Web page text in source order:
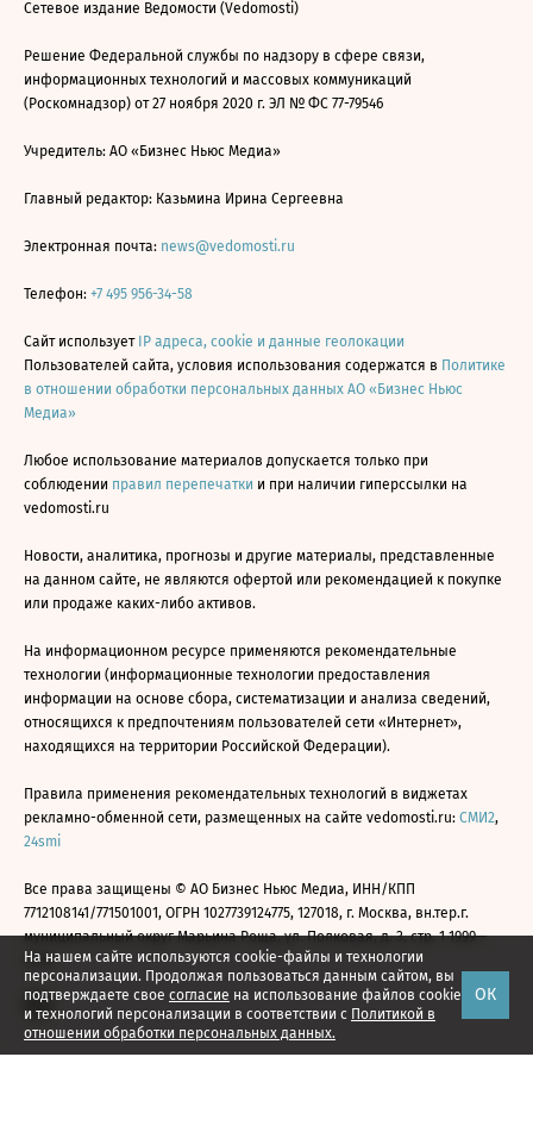
На нашем сайте используются cookie-файлы и технологии
персонализации. Продолжая пользоваться данным сайтом, вы
подтверждаете свое согласие на использование файлов cookie
и технологий персонализации в соответствии с Политикой в
отношении обработки персональных данных.
ОК
Сетевое издание Ведомости (Vedomosti)
Решение Федеральной службы по надзору в сфере связи,
информационных технологий и массовых коммуникаций
(Роскомнадзор) от 27 ноября 2020 г. ЭЛ № ФС 77-79546
Учредитель: АО «Бизнес Ньюс Медиа»
Главный редактор: Казьмина Ирина Сергеевна
Электронная почта: news@vedomosti.ru
Телефон: +7 495 956-34-58
Сайт использует IP адреса, cookie и данные геолокации
Пользователей сайта, условия использования содержатся в Политике
в отношении обработки персональных данных АО «Бизнес Ньюс
Медиа»
Любое использование материалов допускается только при
соблюдении правил перепечатки и при наличии гиперссылки на
vedomosti.ru
Новости, аналитика, прогнозы и другие материалы, представленные
на данном сайте, не являются офертой или рекомендацией к покупке
или продаже каких-либо активов.
На информационном ресурсе применяются рекомендательные
технологии (информационные технологии предоставления
информации на основе сбора, систематизации и анализа сведений,
относящихся к предпочтениям пользователей сети «Интернет»,
находящихся на территории Российской Федерации).
Правила применения рекомендательных технологий в виджетах
рекламно-обменной сети, размещенных на сайте vedomosti.ru: СМИ2,
24smi
Все права защищены © АО Бизнес Ньюс Медиа, ИНН/КПП
7712108141/771501001, ОГРН 1027739124775, 127018, г. Москва, вн.тер.г.
муниципальный округ Марьина Роща, ул. Полковая, д. 3, стр. 1 1999—
2026